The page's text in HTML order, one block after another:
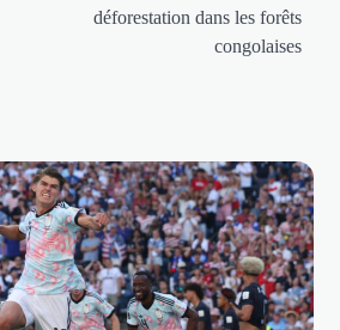
déforestation dans les forêts
congolaises